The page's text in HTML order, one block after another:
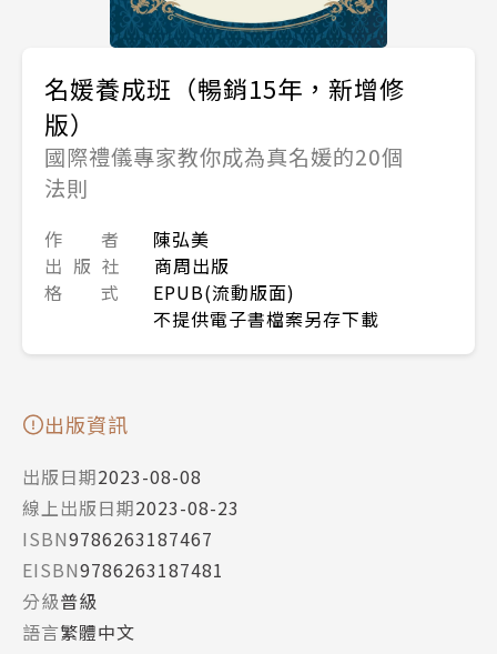
名媛養成班（暢銷15年，新增修
版）
國際禮儀專家教你成為真名媛的20個
法則
作 者
陳弘美
出 版 社
商周出版
格 式
EPUB(流動版面)
不提供電子書檔案另存下載
出版資訊
出版日期2023-08-08
線上出版日期2023-08-23
ISBN9786263187467
EISBN9786263187481
分級普級
語言繁體中文